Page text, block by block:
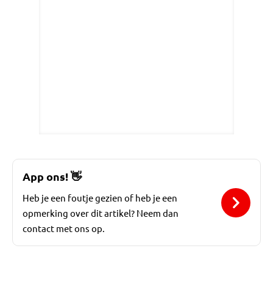
App ons!👋
Heb je een foutje gezien of heb je een
opmerking over dit artikel? Neem dan
contact met ons op.